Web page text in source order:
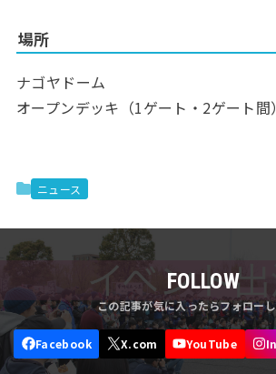
場所
ナゴヤドーム
オープンデッキ（1ゲート・2ゲート間）
ニュース
FOLLOW